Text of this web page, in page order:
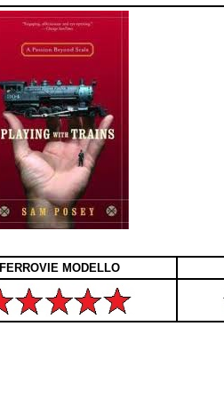
FERROVIE MODELLO